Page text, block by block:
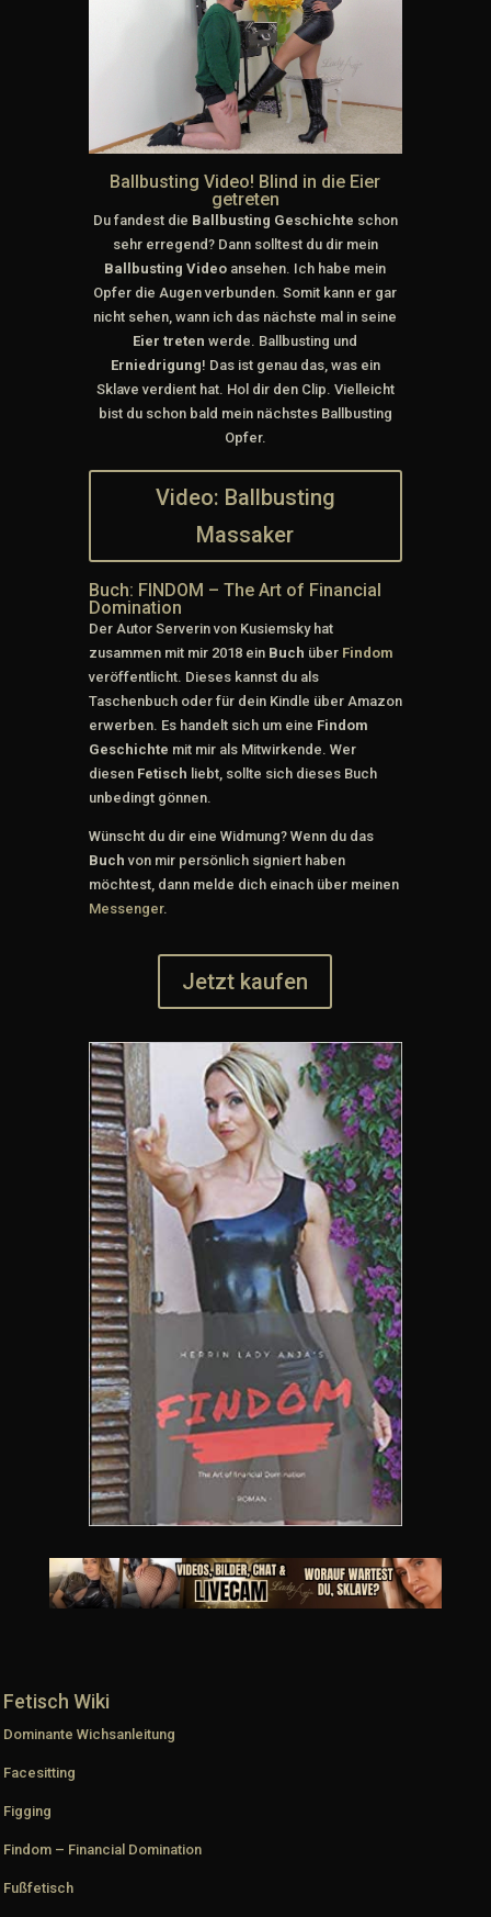
Ballbusting Video! Blind in die Eier
getreten
Du fandest die Ballbusting Geschichte schon
sehr erregend? Dann solltest du dir mein
Ballbusting Video ansehen. Ich habe mein
Opfer die Augen verbunden. Somit kann er gar
nicht sehen, wann ich das nächste mal in seine
Eier treten werde. Ballbusting und
Erniedrigung! Das ist genau das, was ein
Sklave verdient hat. Hol dir den Clip. Vielleicht
bist du schon bald mein nächstes Ballbusting
Opfer.
Video: Ballbusting
Massaker
Buch: FINDOM – The Art of Financial
Domination
Der Autor Serverin von Kusiemsky hat
zusammen mit mir 2018 ein Buch über Findom
veröffentlicht. Dieses kannst du als
Taschenbuch oder für dein Kindle über Amazon
erwerben. Es handelt sich um eine Findom
Geschichte mit mir als Mitwirkende. Wer
diesen Fetisch liebt, sollte sich dieses Buch
unbedingt gönnen.
Wünscht du dir eine Widmung? Wenn du das
Buch von mir persönlich signiert haben
möchtest, dann melde dich einach über meinen
Messenger.
Jetzt kaufen
Fetisch Wiki
Dominante Wichsanleitung
Facesitting
Figging
Findom – Financial Domination
Fußfetisch